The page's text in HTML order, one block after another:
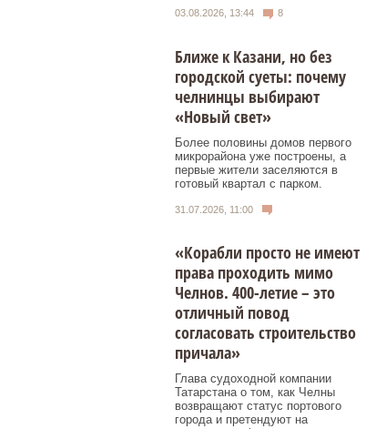
03.08.2026, 13:44 8
Ближе к Казани, но без
городской суеты: почему
челнинцы выбирают
«Новый свет»
Более половины домов первого
микрорайона уже построены, а
первые жители заселяются в
готовый квартал с парком.
31.07.2026, 11:00
«Корабли просто не имеют
права проходить мимо
Челнов. 400-летие – это
отличный повод
согласовать строительство
причала»
Глава судоходной компании
Татарстана о том, как Челны
возвращают статус портового
города и претендуют на